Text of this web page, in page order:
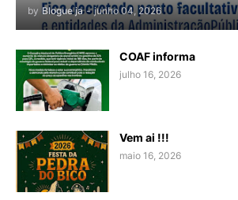
by Blogue ja - junho 04, 2026
COAF informa
julho 16, 2026
Vem ai !!!
maio 16, 2026